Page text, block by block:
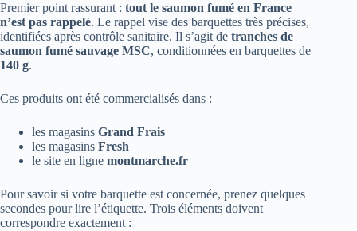
Premier point rassurant : tout le saumon fumé en France
n’est pas rappelé. Le rappel vise des barquettes très précises,
identifiées après contrôle sanitaire. Il s’agit de tranches de
saumon fumé sauvage MSC, conditionnées en barquettes de
140 g.
Ces produits ont été commercialisés dans :
les magasins Grand Frais
les magasins Fresh
le site en ligne montmarche.fr
Pour savoir si votre barquette est concernée, prenez quelques
secondes pour lire l’étiquette. Trois éléments doivent
correspondre exactement :